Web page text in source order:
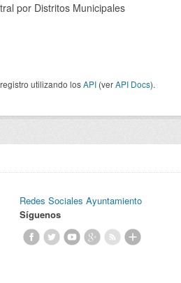
por Distritos Municipales
utilizando losAPI (verAPI Docs).
Redes Sociales Ayuntamiento
Síguenos